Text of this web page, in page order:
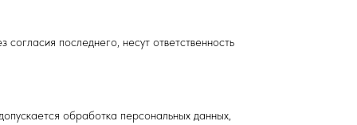
последнего, несут ответственность
обработка персональных данных,